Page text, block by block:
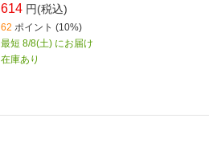
614 円(税込)
62 ポイント (10%)
最短 8/8(土) にお届け
在庫あり